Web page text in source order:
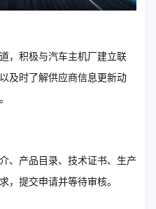
，积极与汽车主机厂建立联
及时了解供应商信息更新动
、产品目录、技术证书、生产
，提交申请并等待审核。